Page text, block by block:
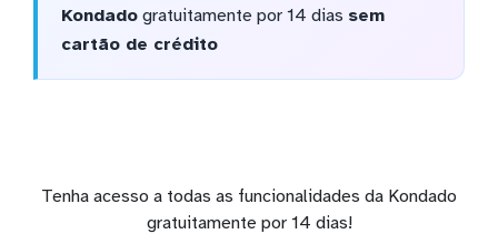
Kondadogratuitamente por 14 dias sem
cartão de crédito
Tenha acesso a todas as funcionalidades da Kondado
gratuitamente por 14 dias!